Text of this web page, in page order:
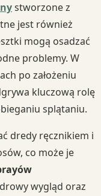
stworzone z
jest również
mogą osadzać
problemy. W
po założeniu
kluczową rolę
splątaniu.
dredy ręcznikiem i
co może je
wygląd oraz